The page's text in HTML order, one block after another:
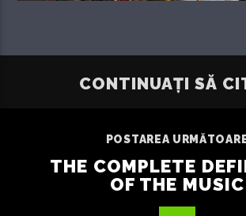
CONTINUAȚI SĂ
POSTAREA
THE COMPLETE
OF THE MUSIC